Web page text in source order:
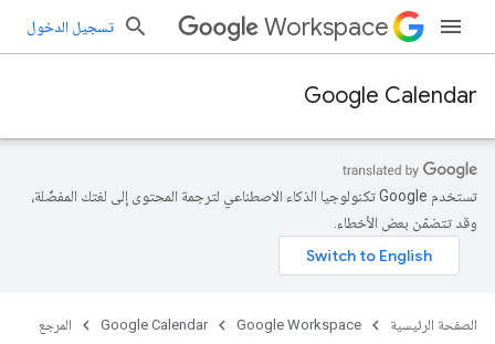
Workspace تسجيل الدخول
Google Calendar
تستخدم Google تكنولوجيا الذكاء الاصطناعي لترجمة المحتوى إلى لغتك المفضّلة،
وقد تتضمّن بعض الأخطاء.
الصفحة الرئيسية Google Workspace
Google Calendar المرجع